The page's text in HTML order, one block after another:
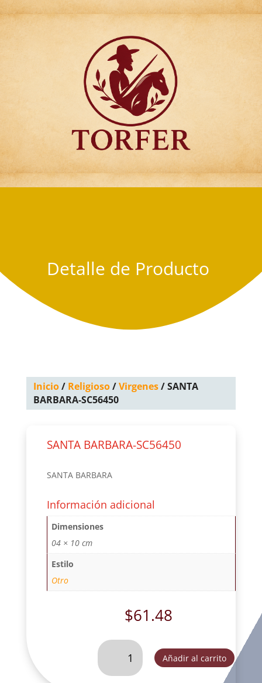
Articulos para
Regalo Torfer.
Detalle de Producto
Inicio/ Religioso/Virgenes/ SANTA
BARBARA-SC56450
SANTA BARBARA-SC56450
SANTA BARBARA
Información adicional
Dimensiones
04 × 10 cm
Estilo
Otro
$61.48
SANTA
BARBARA-
SC56450
Añadir al carrito